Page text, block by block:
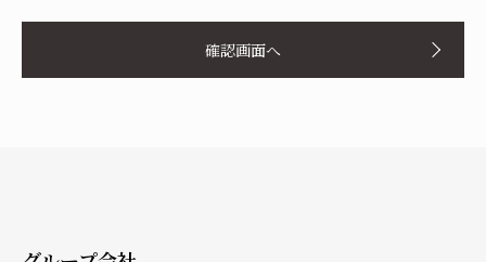
当社は、個人情報の取扱いに関して、法令、国が定める指針そ
の他の規範等を遵守した取得やその利用に努めてまいります。
消去等の権利を有していることを認識し、本人からのこれらの
確認画面へ